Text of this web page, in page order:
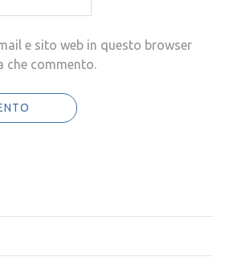
e sito web in questo browser
che commento.